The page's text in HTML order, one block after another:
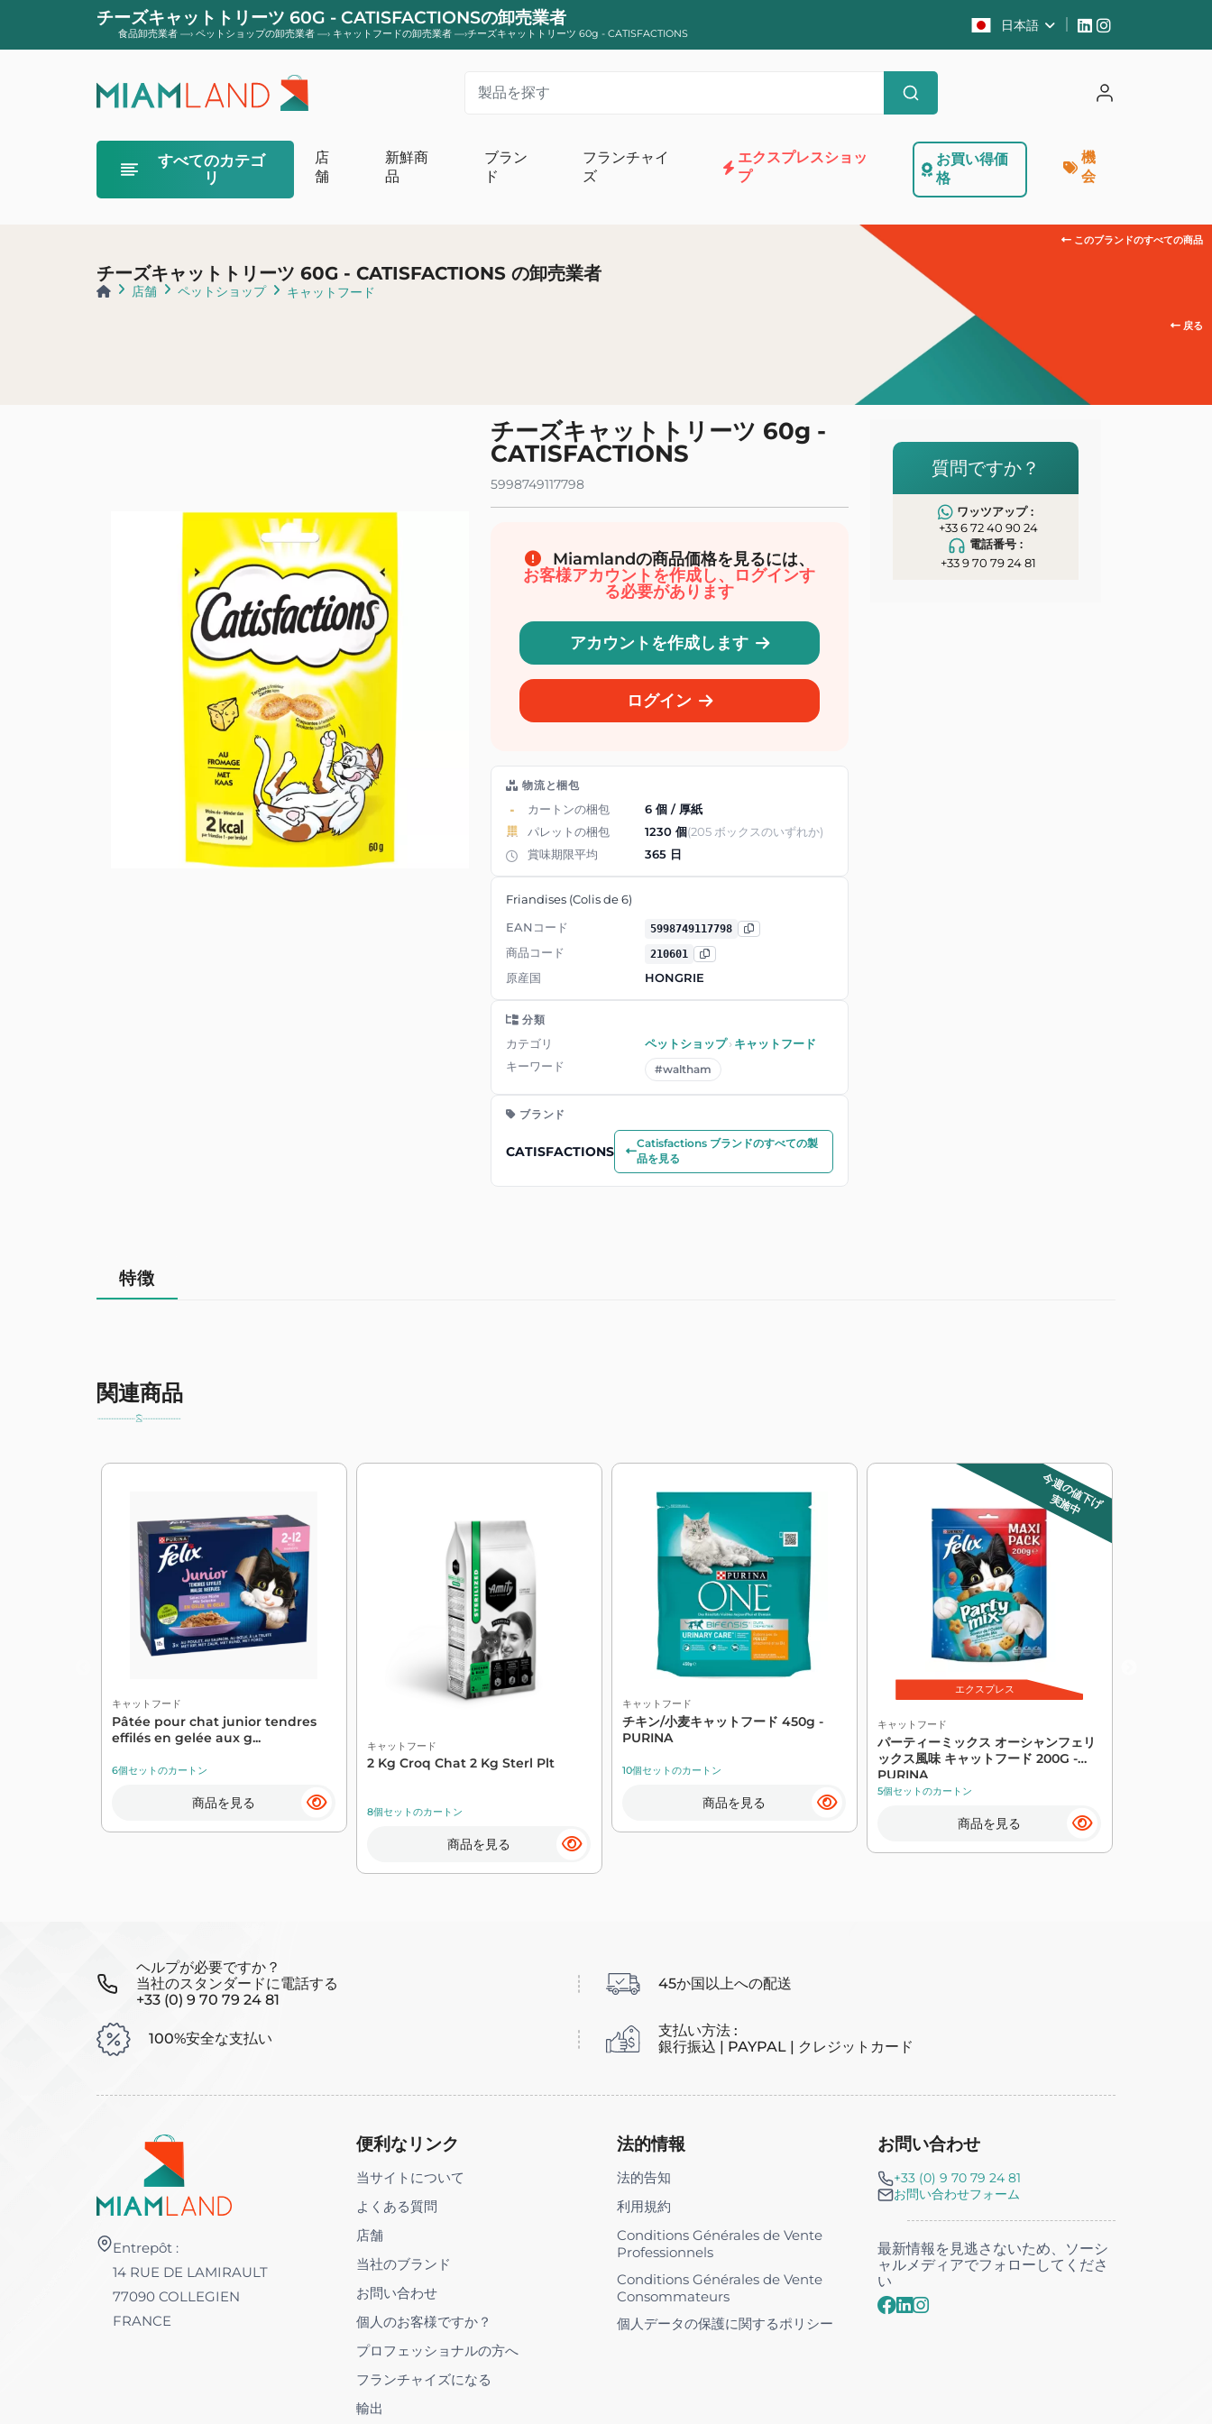
チーズキャットトリーツ 60G - CATISFACTIONSの卸売業者
食品卸売業者 —› ペットショップの卸売業者 —› キャットフードの卸売業者 —›チーズキャットトリーツ 60g - CATISFACTIONS
日本語
すべてのカテゴ
リ
オーガニックバターとクリーム
オーガニックヨーグルトとデザート
オーガニックチョコレートと菓子
オーガニックオイル、ソース、調味料
オーガニックのスープとシチュー
オーガニックの保存食とインスタントミール
オーガニック調理補助具
有機パスタ、米、澱粉
オーガニックソーダ、ソフトドリンク、アイ
スティー、シロップ
オーガニックの衛生と美しさ
オーガニックフェイシャルケア
オーガニックヘアケア
オーガニックボディケア
オーガニックボディハイジーン
オーガニックベイビー
オーガニックベビーミール
オーガニックベビーミルクとシリアル
オーガニック育児と乳児衛生
オーガニック生鮮および冷凍
オーガニックケータリング
シャルキュトリー ビオ
コマース公平なバイオ
店
舗
新鮮商
品
ブラン
ド
フランチャイ
ズ
エクスプレスショッ
プ
お買い得価
格
機
会
チーズキャットトリーツ 60G - CATISFACTIONS の卸売業者
店舗 ペットショップ キャットフード
このブランドのすべての商品
戻る
チーズキャットトリーツ 60g -
CATISFACTIONS
5998749117798
Miamlandの商品価格を見るには、
お客様アカウントを作成し、ログインす
る必要があります
アカウントを作成します
ログイン
物流と梱包
カートンの梱包
6 個 / 厚紙
パレットの梱包
1230 個(205 ボックスのいずれか)
賞味期限平均
365 日
Friandises (Colis de 6)
EANコード
5998749117798
商品コード 210601
原産国 HONGRIE
分類
カテゴリ ペットショップ › キャットフード
キーワード
#waltham
ブランド
CATISFACTIONS
Catisfactions ブランドのすべての製
品を見る
質問ですか？
ワッツアップ :
+33 6 72 40 90 24
電話番号 :
+33 9 70 79 24 81
特徴
関連商品
キャットフード
Pâtée pour chat junior tendres
effilés en gelée aux g...
6個セットのカートン
商品を見る
キャットフード
2 Kg Croq Chat 2 Kg Sterl Plt
8個セットのカートン
商品を見る
キャットフード
チキン/小麦キャットフード 450g -
PURINA
10個セットのカートン
商品を見る
今週の値下げ
実施中
エクスプレス
キャットフード
パーティーミックス オーシャンフェリ
ックス風味 キャットフード 200G -
PURINA
5個セットのカートン
商品を見る
ヘルプが必要ですか？
当社のスタンダードに電話する
+33 (0) 9 70 79 24 81
45か国以上への配送
100%安全な支払い
支払い方法 :
銀行振込 | PAYPAL | クレジットカード
Entrepôt :
14 RUE DE LAMIRAULT
77090 COLLEGIEN
FRANCE
便利なリンク
当サイトについて
よくある質問
店舗
当社のブランド
お問い合わせ
個人のお客様ですか？
プロフェッショナルの方へ
フランチャイズになる
輸出
法的情報
法的告知
利用規約
Conditions Générales de Vente
Professionnels
Conditions Générales de Vente
Consommateurs
個人データの保護に関するポリシー
お問い合わせ
+33 (0) 9 70 79 24 81
お問い合わせフォーム
最新情報を見逃さないため、ソーシ
ャルメディアでフォローしてくださ
い